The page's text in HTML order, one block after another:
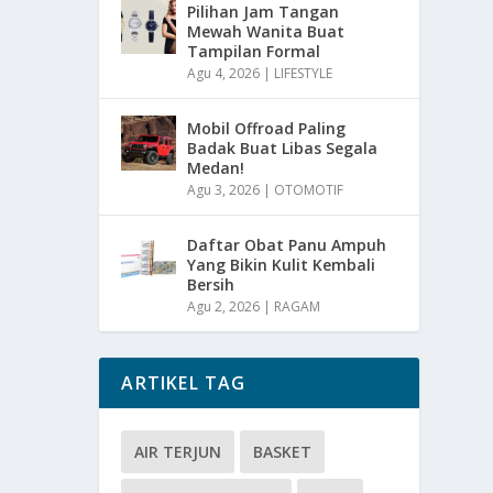
Pilihan Jam Tangan
Mewah Wanita Buat
Tampilan Formal
Agu 4, 2026 | LIFESTYLE
Mobil Offroad Paling
Badak Buat Libas Segala
Medan!
Agu 3, 2026 | OTOMOTIF
Daftar Obat Panu Ampuh
Yang Bikin Kulit Kembali
Bersih
Agu 2, 2026 | RAGAM
ARTIKEL TAG
AIR TERJUN BASKET